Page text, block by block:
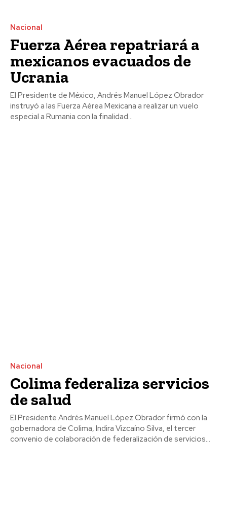
Nacional
Fuerza Aérea repatriará a
mexicanos evacuados de
Ucrania
El Presidente de México, Andrés Manuel López Obrador
instruyó a las Fuerza Aérea Mexicana a realizar un vuelo
especial a Rumania con la finalidad...
Nacional
Colima federaliza servicios
de salud
El Presidente Andrés Manuel López Obrador firmó con la
gobernadora de Colima, Indira Vizcaíno Silva, el tercer
convenio de colaboración de federalización de servicios...